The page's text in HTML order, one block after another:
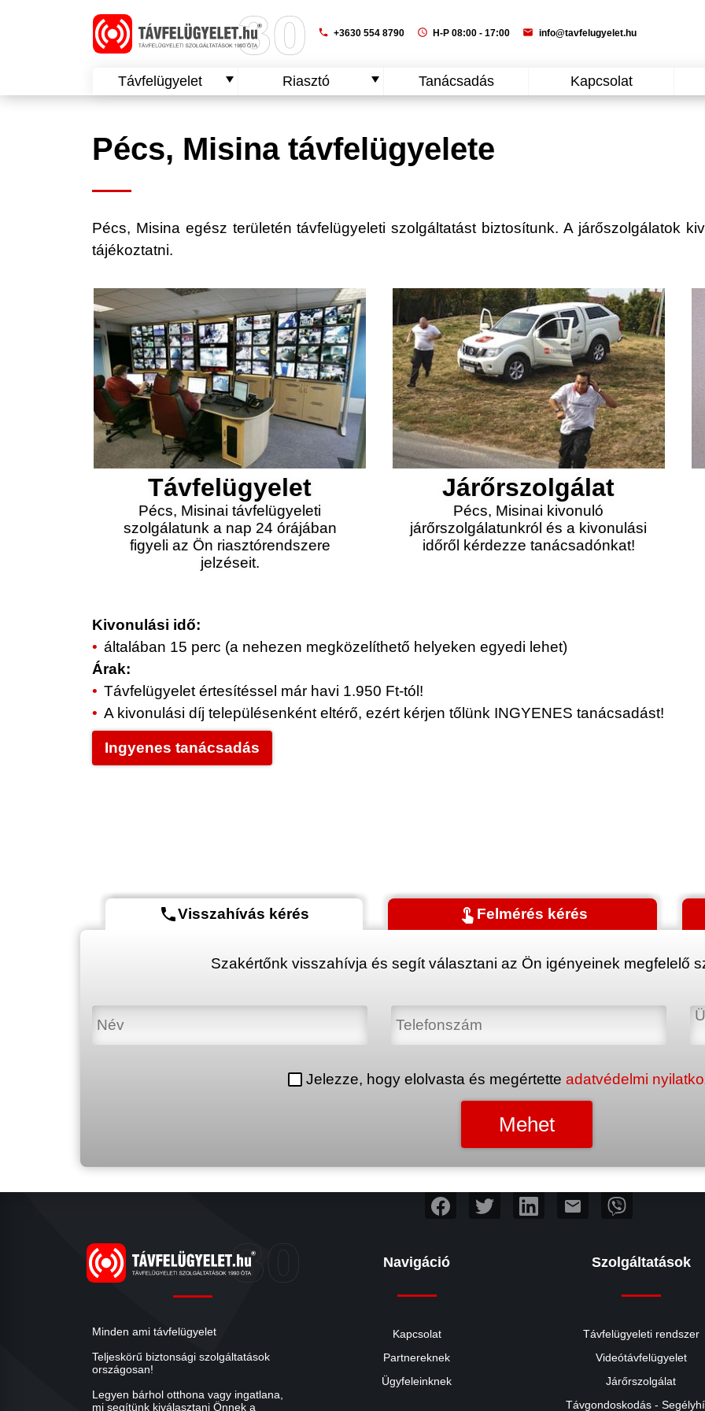
phone +3630 554 8790 schedule H-P 08:00 - 17:00 mail info@tavfelugyelet.hu
Távfelügyelet Riasztó Tanácsadás Kapcsolat
Pécs, Misina távfelügyelete
Pécs, Misina egész területén távfelügyeleti szolgáltatást biztosítunk. A járőszolgálatok
tájékoztatni.
Távfelügyelet
Pécs, Misinai távfelügyeleti
szolgálatunk a nap 24 órájában
figyeli az Ön riasztórendszere
jelzéseit.
Járőrszolgálat
Pécs, Misinai kivonuló
járőrszolgálatunkról és a kivonulási
időről kérdezze tanácsadónkat!
Kivonulási idő:
általában 15 perc (a nehezen megközelíthető helyeken egyedi lehet)
Árak:
Távfelügyelet értesítéssel már havi 1.950 Ft-tól!
A kivonulási díj településenként eltérő, ezért kérjen tőlünk INGYENES tanácsadást!
Ingyenes tanácsadás
phoneVisszahívás kérés touch_app Felmérés kérés
Szakértőnk visszahívja és segít választani az Ön igényeinek megfelelő
Jelezze, hogy elolvasta és megértette adatvédelmi
mail
Minden ami távfelügyelet
Teljeskörű biztonsági szolgáltatások
országosan!
Legyen bárhol otthona vagy ingatlana,
mi segítünk kiválasztani Önnek a
Navigáció
Kapcsolat
Partnereknek
Ügyfeleinknek
Szolgáltatások
Távfelügyeleti rendszer
Videótávfelügyelet
Járőrszolgálat
Távgondoskodás -